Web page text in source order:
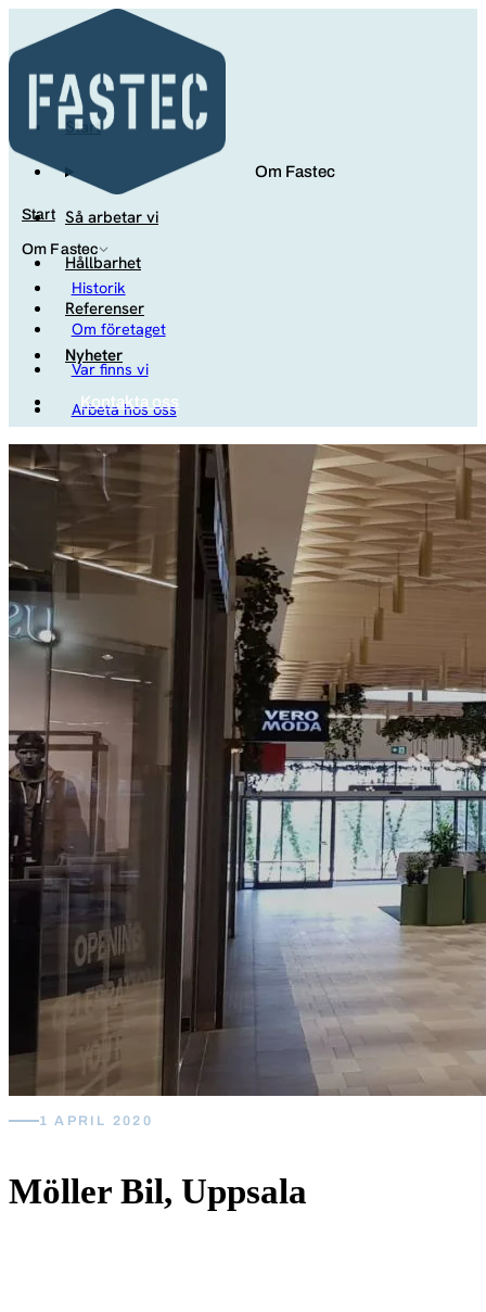
Start
Om Fastec
Historik
Om företaget
Var finns vi
Arbeta hos oss
Studenter
Så arbetar vi Hållbarhet Referenser Nyheter
Kontakta oss
Start
Om Fastec
Så arbetar vi
Hållbarhet
Referenser
Nyheter
Kontakta oss
1 APRIL 2020
Möller Bil, Uppsala